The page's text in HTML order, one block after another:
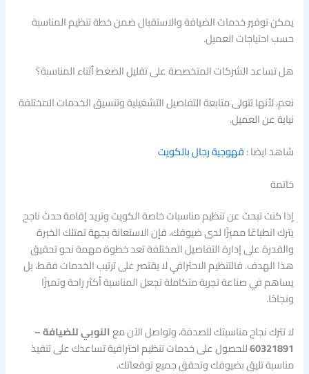
يمكن توفير خدمات الضيافة والاستقبال ضمن خطة تنظيم المناسبة
حسب احتياجات العميل.
هل تساعد الشركات المتخصصة على تقليل الضغط أثناء المناسبة؟
نعم، لأنها تتولى متابعة التفاصيل التشغيلية وتنسيق الخدمات المختلفة
نيابة عن العميل.
شاهد ايضا :قهوجية رجال بالكويت
خاتمة
إذا كنت تبحث عن تنظيم مناسبات خاصة الكويت وتريد إقامة حدث ناجح
يترك انطباعًا مميزًا لدى ضيوفك، فإن الاستعانة بجهة تمتلك الخبرة
والقدرة على إدارة التفاصيل المختلفة تعد خطوة مهمة نحو تحقيق
هذا الهدف. فالتنظيم الاحترافي لا يقتصر على ترتيب الخدمات فقط، بل
يساهم في صناعة تجربة متكاملة تجعل المناسبة أكثر راحة وتميزًا
ونجاحًا.
لا تترك نجاح مناسبتك للصدفة، وتواصل الآن معالنوبي للضيافة –
60321891للحصول على خدمات تنظيم احترافية تساعدك على تنفيذ
مناسبة تليق بضيوفك وتحقق جميع توقعاتك.